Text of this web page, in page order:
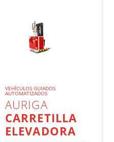
VEHÍCULOS GUIADOS
AUTOMATIZADOS
AURIGA
CARRETILLA
ELEVADORA